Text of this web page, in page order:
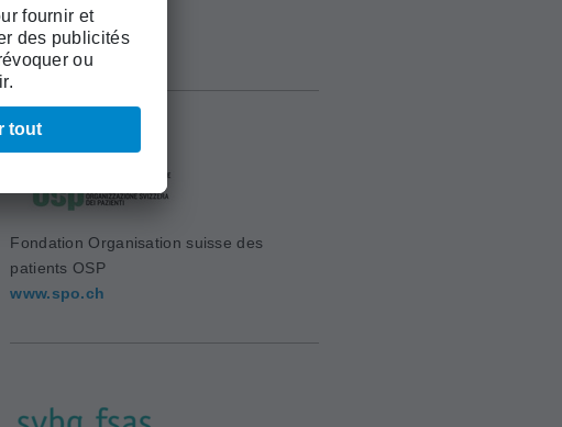
(ASSM)
www.assm.ch
Fondation Organisation suisse des
patients OSP
www.spo.ch